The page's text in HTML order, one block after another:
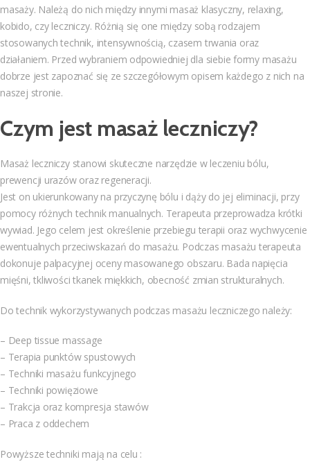
masaży. Należą do nich między innymi masaż klasyczny, relaxing,
kobido, czy leczniczy. Różnią się one między sobą rodzajem
stosowanych technik, intensywnością, czasem trwania oraz
działaniem. Przed wybraniem odpowiedniej dla siebie formy masażu
dobrze jest zapoznać się ze szczegółowym opisem każdego z nich na
naszej stronie.
Czym jest masaż leczniczy?
Masaż leczniczy stanowi skuteczne narzędzie w leczeniu bólu,
prewencji urazów oraz regeneracji.
Jest on ukierunkowany na przyczynę bólu i dąży do jej eliminacji, przy
pomocy różnych technik manualnych. Terapeuta przeprowadza krótki
wywiad. Jego celem jest określenie przebiegu terapii oraz wychwycenie
ewentualnych przeciwskazań do masażu. Podczas masażu terapeuta
dokonuje palpacyjnej oceny masowanego obszaru. Bada napięcia
mięśni, tkliwości tkanek miękkich, obecność zmian strukturalnych.
Do technik wykorzystywanych podczas masażu leczniczego należy:
– Deep tissue massage
– Terapia punktów spustowych
– Techniki masażu funkcyjnego
– Techniki powięziowe
– Trakcja oraz kompresja stawów
– Praca z oddechem
Powyższe techniki mają na celu :